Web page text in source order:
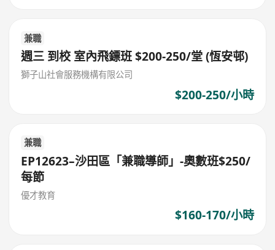
兼職
週三 到校 室內飛鏢班 $200-250/堂 (恆安邨)
獅子山社會服務機構有限公司
$200-250/小時
兼職
EP12623–沙田區「兼職導師」-奧數班$250/
每節
優才教育
$160-170/小時